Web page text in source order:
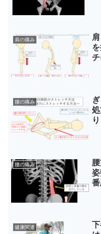
肩の痛み
腰の痛み
腰の痛み
健康関連